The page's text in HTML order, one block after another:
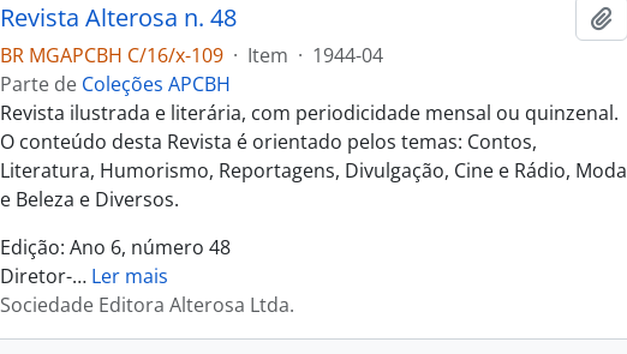
Revista Alterosa n. 48
BR MGAPCBH C/16/x-109 · Item · 1944-04
Parte de Coleções APCBH
Revista ilustrada e literária, com periodicidade mensal ou quinzenal.
O conteúdo desta Revista é orientado pelos temas: Contos,
Literatura, Humorismo, Reportagens, Divulgação, Cine e Rádio, Moda
e Beleza e Diversos.
Edição: Ano 6, número 48
Diretor-… Ler mais
Sociedade Editora Alterosa Ltda.